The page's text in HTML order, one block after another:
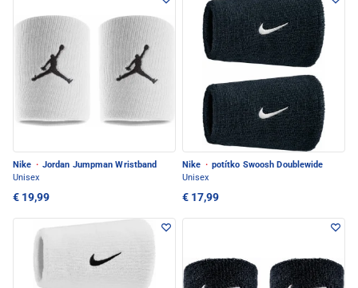
Nike · Jordan Jumpman Wristband
Unisex
€ 19,99
Nike · potítko Swoosh Doublewide
Unisex
€ 17,99